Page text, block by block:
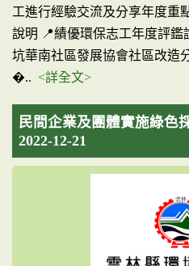
工進行經驗交流及分享年度重
說明 📍績優環保志工年度評
坑華南社區發展協會社區改造
�.. <詳全文>
民間企業及團體實施綠色
2022-12-21